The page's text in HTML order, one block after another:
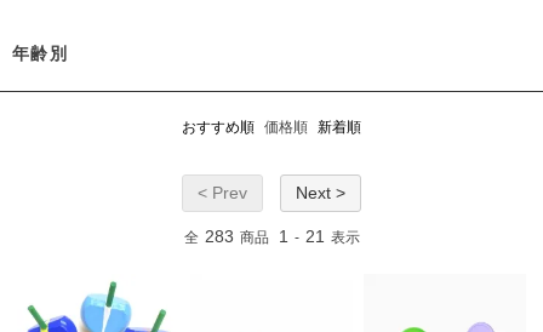
年齢別
おすすめ順 価格順 新着順
< Prev Next >
全 283 商品 1 - 21 表示